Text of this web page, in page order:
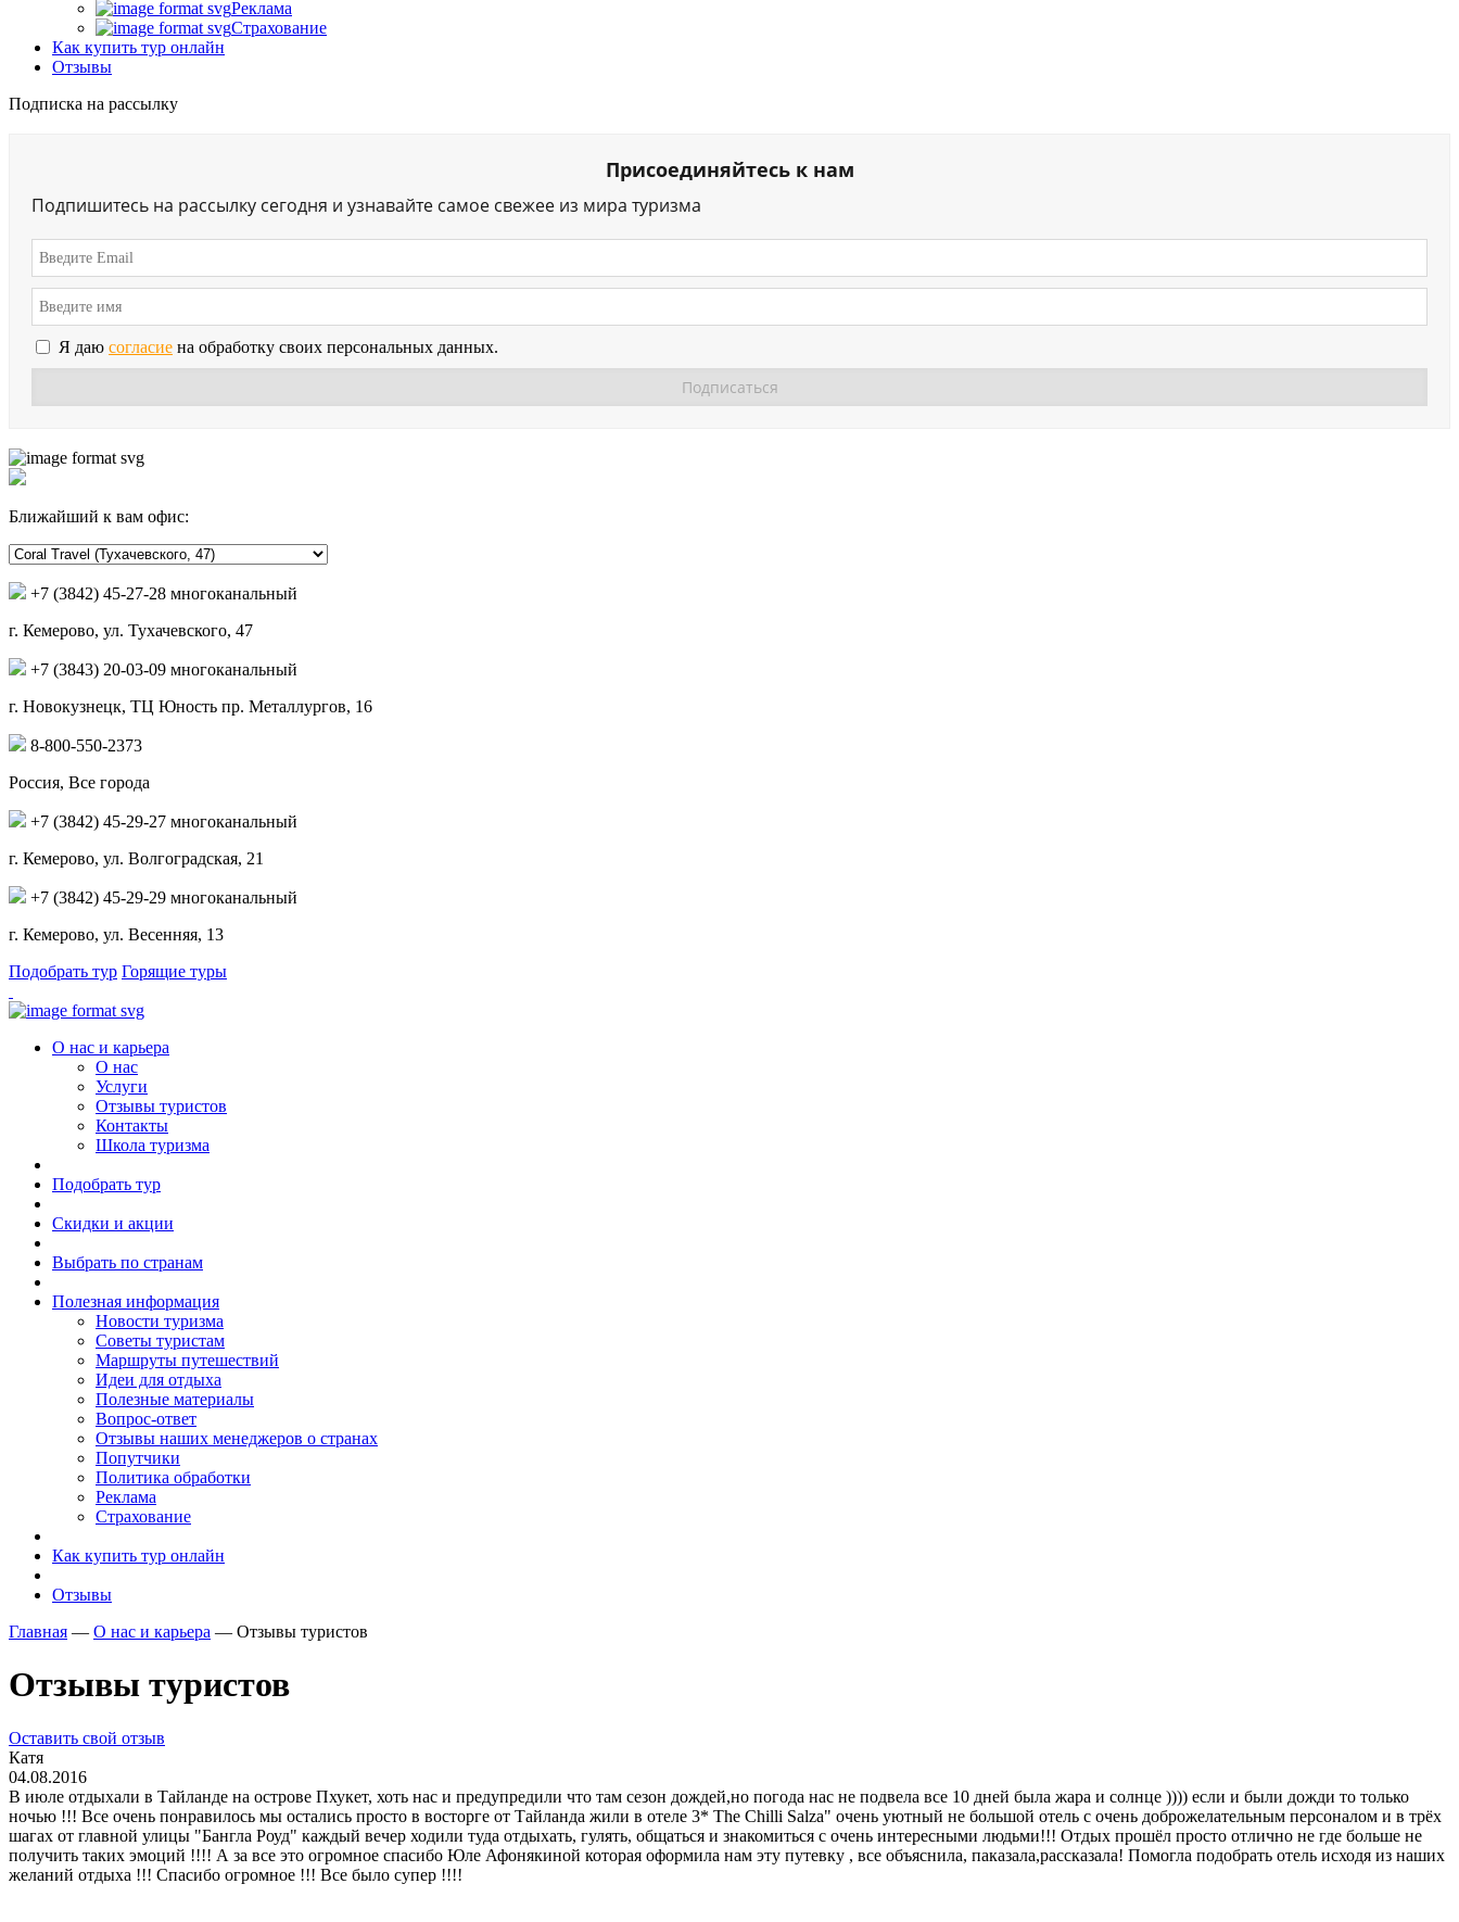
Реклама
Страхование
Как купить тур онлайн
Отзывы
Подписка на рассылку
Присоединяйтесь к нам
Подпишитесь на рассылку сегодня и узнавайте самое свежее из мира туризма
Я даю согласие на обработку своих персональных данных.
Ближайший к вам офис:
+7 (3842) 45-27-28 многоканальный
г. Кемерово, ул. Тухачевского, 47
+7 (3843) 20-03-09 многоканальный
г. Новокузнецк, ТЦ Юность пр. Металлургов, 16
8-800-550-2373
Россия, Все города
+7 (3842) 45-29-27 многоканальный
г. Кемерово, ул. Волгоградская, 21
+7 (3842) 45-29-29 многоканальный
г. Кемерово, ул. Весенняя, 13
Подобрать тур Горящие туры
О нас и карьера
О нас
Услуги
Отзывы туристов
Контакты
Школа туризма
Подобрать тур
Скидки и акции
Выбрать по странам
Полезная информация
Новости туризма
Советы туристам
Маршруты путешествий
Идеи для отдыха
Полезные материалы
Вопрос-ответ
Отзывы наших менеджеров о странах
Попутчики
Политика обработки
Реклама
Страхование
Как купить тур онлайн
Отзывы
Главная — О нас и карьера — Отзывы туристов
Отзывы туристов
Оставить свой отзыв
Катя
04.08.2016
В июле отдыхали в Тайланде на острове Пхукет, хоть нас и предупредили что там сезон дождей,но погода нас не подвела все 10 дней была жара и солнце )))) если и были дожди то только
ночью !!! Все очень понравилось мы остались просто в восторге от Тайланда жили в отеле 3* The Chilli Salza" очень уютный не большой отель с очень доброжелательным персоналом и в трёх
шагах от главной улицы "Бангла Роуд" каждый вечер ходили туда отдыхать, гулять, общаться и знакомиться с очень интересными людьми!!! Отдых прошёл просто отлично не где больше не
получить таких эмоций !!!! А за все это огромное спасибо Юле Афонякиной которая оформила нам эту путевку , все объяснила, паказала,рассказала! Помогла подобрать отель исходя из наших
желаний отдыха !!! Спасибо огромное !!! Все было супер !!!!